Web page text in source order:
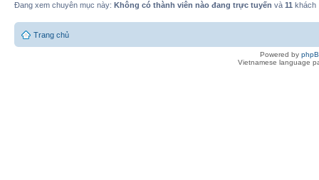
Đang xem chuyên mục này: Không có thành viên nào đang trực tuyến và 11 khách
Trang chủ
Powered by
Vietnamese language